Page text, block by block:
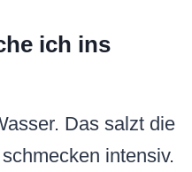
ich ins
Das salzt die
intensiv.